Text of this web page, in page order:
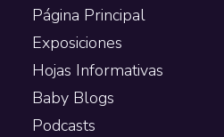
Página Principal
Exposiciones
Hojas Informativas
Baby Blogs
Podcasts